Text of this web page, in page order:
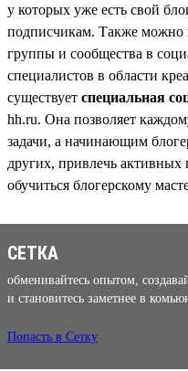
у которых уже есть свой
подписчикам. Также можно
группы и сообщества в
специалистов в области
существует специальная
hh.ru. Она позволяет
задачи, а начинающим
других, привлечь активных
обучиться блогерскому
СЕТКА
обменивайтесь опытом,
и становитесь заметнее в
Попасть в Сетку